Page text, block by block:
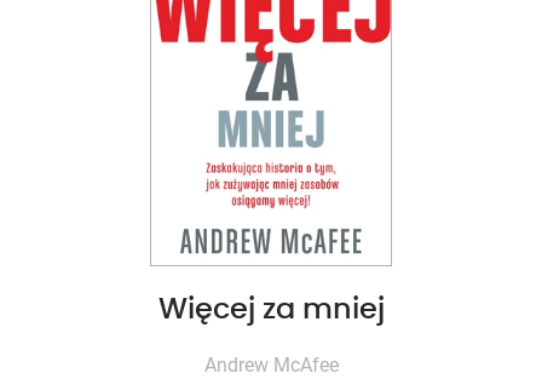
Więcej za mniej
Andrew McAfee